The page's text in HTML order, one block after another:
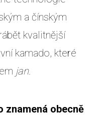
a čínským
kvalitnější
kamado, které
jan.
znamená obecně